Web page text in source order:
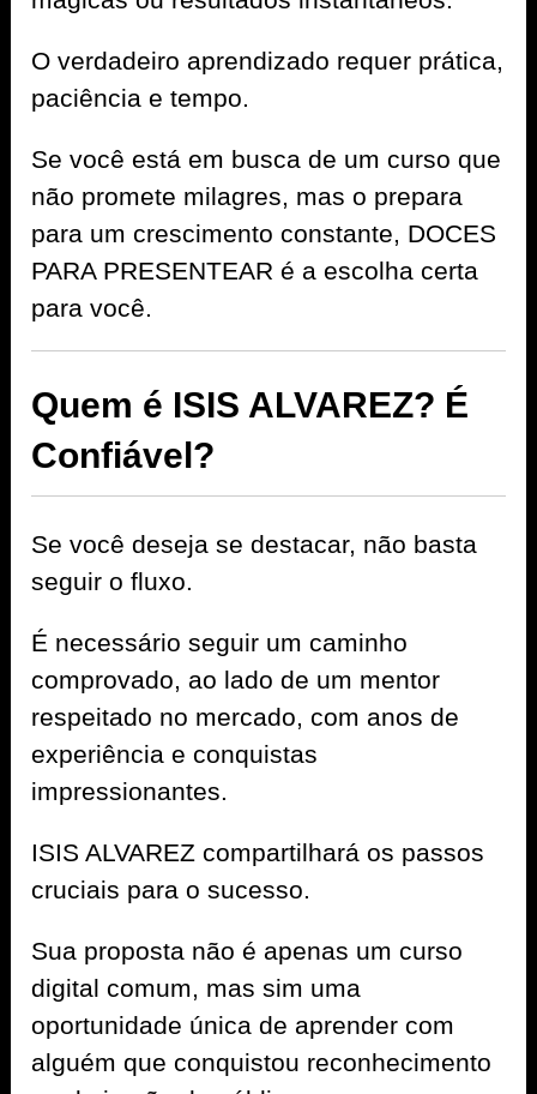
O verdadeiro aprendizado requer prática,
paciência e tempo.
Se você está em busca de um curso que
não promete milagres, mas o prepara
para um crescimento constante, DOCES
PARA PRESENTEAR é a escolha certa
para você.
Quem é ISIS ALVAREZ? É
Confiável?
Se você deseja se destacar, não basta
seguir o fluxo.
É necessário seguir um caminho
comprovado, ao lado de um mentor
respeitado no mercado, com anos de
experiência e conquistas
impressionantes.
ISIS ALVAREZ compartilhará os passos
cruciais para o sucesso.
Sua proposta não é apenas um curso
digital comum, mas sim uma
oportunidade única de aprender com
alguém que conquistou reconhecimento